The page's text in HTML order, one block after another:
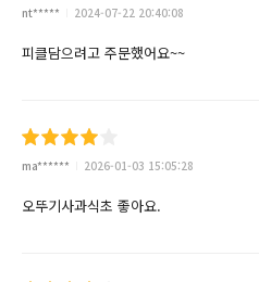
nt***** 2024-07-22 20:40:08
피클담으려고 주문했어요~~
ma****** 2026-01-03 15:05:28
오뚜기사과식초 좋아요.